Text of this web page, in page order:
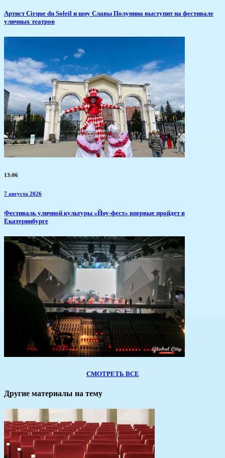
Артист Cirque du Soleil и шоу Славы Полунина выступит на фестивале
уличных театров
13:06
7 августа 2026
​Фестиваль уличной культуры «Йоу-фест» впервые пройдет в
Екатеринбурге
СМОТРЕТЬ ВСЕ
Другие материалы на тему